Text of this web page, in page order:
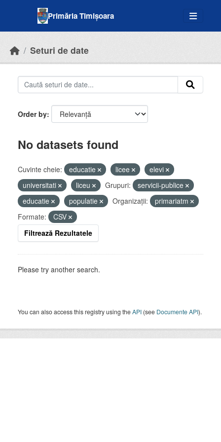
Primăria Timișoara
Seturi de date
Order by
No datasets found
Cuvinte cheie: educatie licee
elevi
universitati
liceu Grupuri:
servicii-publice
educatie
populatie Organizații:
primariatm
Formate:
CSV
Filtrează Rezultatele
Please try another search.
You can also access this registry using theAPI (see Documente API).